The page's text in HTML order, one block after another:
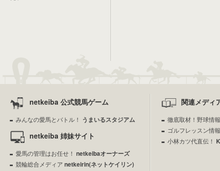
netkeiba 公式競馬ゲーム
みんなの愛馬とバトル！ うまいるスタジアム
netkeiba 姉妹サイト
愛馬の管理はお任せ！ netkeibaオーナーズ
競輪総合メディア netkeirin(ネットケイリン)
関連メディ
徹底取材！野球情
ゴルフレッスン情
小林カツ代直伝！